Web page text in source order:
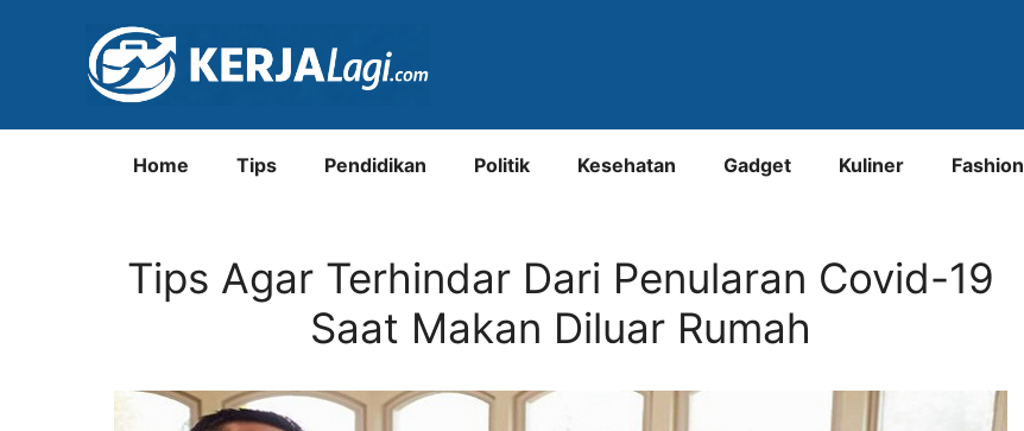
Home Tips Pendidikan Politik Kesehatan Gadget Kuliner Fashion
Tips Agar Terhindar Dari Penularan Covid-19
Saat Makan Diluar Rumah